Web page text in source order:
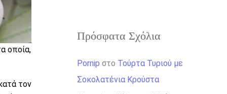
οποία,
τον
Πρόσφατα Σχόλια
Pornip στο Τούρτα Τυριού με
Σοκολατένια Κρούστα